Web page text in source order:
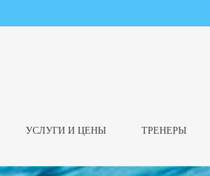
УСЛУГИ И ЦЕНЫ ТРЕНЕРЫ